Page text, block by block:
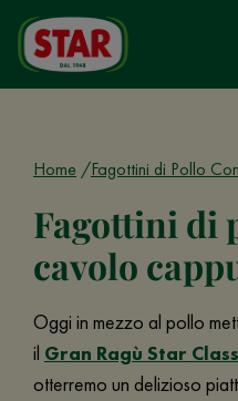
Home Fagottini di Pollo
Fagottini di
cavolo
Oggi in mezzo al pollo
il Gran Ragù Star
otterremo un delizioso